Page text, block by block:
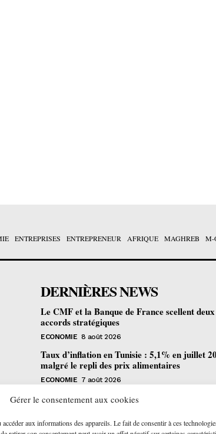
Gérer le consentement aux cookies
aux informations des appareils. Le fait de consentir à ces
ENTREPRISES ENTREPRENEUR AFRIQUE MAGHREB M-
DERNIÈRES NEWS
Le CMF et la Banque de France scellent deux
accords stratégiques
ECONOMIE 8 août 2026
Taux d’inflation en Tunisie : 5,1% en juillet
malgré le repli des prix alimentaires
ECONOMIE 7 août 2026
Une formation gratuite en fibre optique ouvre
ENTREPRENEUR 6 août 2026